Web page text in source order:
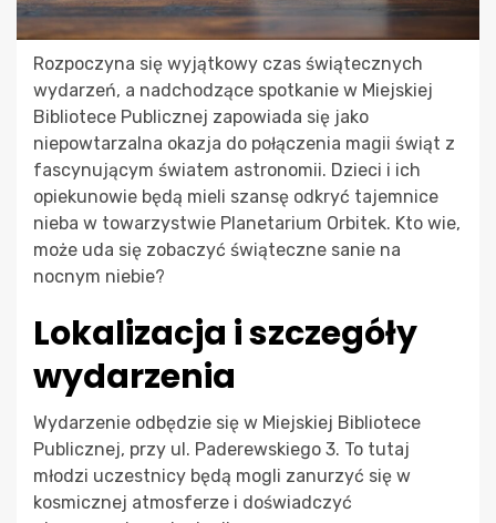
Rozpoczyna się wyjątkowy czas świątecznych
wydarzeń, a nadchodzące spotkanie w Miejskiej
Bibliotece Publicznej zapowiada się jako
niepowtarzalna okazja do połączenia magii świąt z
fascynującym światem astronomii. Dzieci i ich
opiekunowie będą mieli szansę odkryć tajemnice
nieba w towarzystwie Planetarium Orbitek. Kto wie,
może uda się zobaczyć świąteczne sanie na
nocnym niebie?
Lokalizacja i szczegóły
wydarzenia
Wydarzenie odbędzie się w Miejskiej Bibliotece
Publicznej, przy ul. Paderewskiego 3. To tutaj
młodzi uczestnicy będą mogli zanurzyć się w
kosmicznej atmosferze i doświadczyć